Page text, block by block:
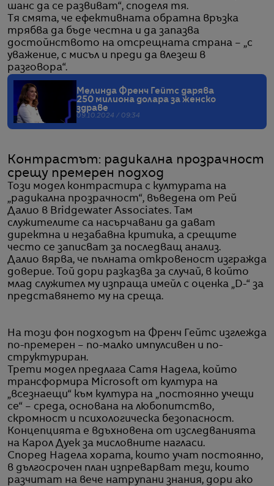
шанс да се развиват“, споделя тя.
Тя смята, че ефективната обратна връзка
трябва да бъде честна и да запазва
достойнството на отсрещната страна – „с
уважение, с мисъл и преди да влезеш в
разговора“.
Мелинда Френч Гейтс дарява
250 милиона долара за женско
здраве
09.10.2024 / 09:34
Контрастът: радикална прозрачност
срещу премерен подход
Този модел контрастира с културата на
„радикална прозрачност“, въведена от Рей
Далио в Bridgewater Associates. Там
служителите са насърчавани да дават
директна и незабавна критика, а срещите
често се записват за последващ анализ.
Далио вярва, че пълната откровеност изгражда
доверие. Той дори разказва за случай, в който
млад служител му изпраща имейл с оценка „D-“ за
представянето му на среща.
На този фон подходът на Френч Гейтс изглежда
по-премерен – по-малко импулсивен и по-
структуриран.
Трети модел предлага Сатя Надела, който
трансформира Microsoft от култура на
„всезнаещи“ към култура на „постоянно учещи
се“ – среда, основана на любопитство,
скромност и психологическа безопасност.
Концепцията е вдъхновена от изследванията
на Карол Дуек за мисловните нагласи.
Според Надела хората, които учат постоянно,
в дългосрочен план изпреварват тези, които
разчитат на вече натрупани знания, дори ако